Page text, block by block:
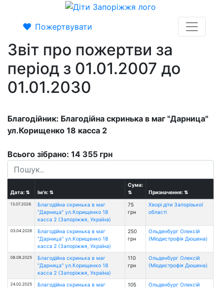
Пожертвувати
Звіт про пожертви за
період з 01.01.2007 до
01.01.2030
Благодійник: Благодійна скринька в маг "Дарница"
ул.Корищенко 18 касса 2
Всього зібрано: 14 355 грн
Дата:⇅ Ім'я:⇅
Сума:
⇅
Призначення:⇅
13.07.2026
Благодійна скринька в маг
"Дарница" ул.Корищенко 18
касса 2 (Запоріжжя, Україна)
75
грн
Хворі діти Запорізької
області
03.04.2026
Благодійна скринька в маг
"Дарница" ул.Корищенко 18
касса 2 (Запоріжжя, Україна)
250
грн
Ольденбург Олексій
(Міодистрофія Дюшена)
08.08.2025
Благодійна скринька в маг
"Дарница" ул.Корищенко 18
касса 2 (Запоріжжя, Україна)
110
грн
Ольденбург Олексій
(Міодистрофія Дюшена)
24.02.2025
Благодійна скринька в маг
105
Ольденбург Олексій